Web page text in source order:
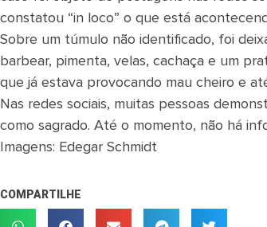
constatou “in loco” o que está
Sobre um túmulo não identificado, foi
barbear, pimenta, velas, cachaça e um
que já estava provocando mau cheiro e
Nas redes sociais, muitas pessoas
como sagrado. Até o momento, não há
Imagens: Edegar Schmidt
COMPARTILHE